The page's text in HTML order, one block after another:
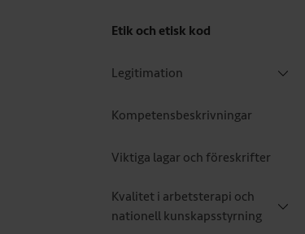
Etik och etisk kod
Legitimation
Kompetensbeskrivningar
Viktiga lagar och föreskrifter
Kvalitet i arbetsterapi och
nationell kunskapsstyrning